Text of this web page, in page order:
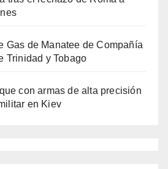
Gas de Manatee de Compañía
Trinidad y Tobago
con armas de alta precisión
en Kiev